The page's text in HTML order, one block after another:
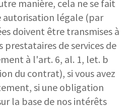
manière, cela ne se fait
autorisation légale (par
doivent être transmises à
prestataires de services de
à l'art. 6, al. 1, let. b
du contrat), si vous avez
si une obligation
la base de nos intérêts